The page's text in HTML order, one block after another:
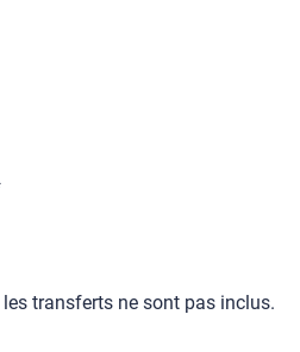
transferts ne sont pas inclus.